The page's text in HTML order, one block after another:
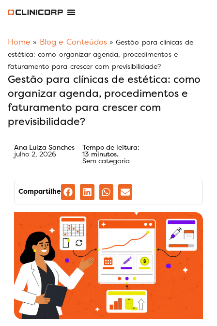
Home » Blog e Conteúdos»Gestão para clínicas de
estética: como organizar agenda, procedimentos e
faturamento para crescer com previsibilidade?
Gestão para clínicas de estética: como
organizar agenda, procedimentos e
faturamento para crescer com
previsibilidade?
Ana Luiza Sanches
julho 2, 2026
Tempo de leitura:
13 minutos.
Sem categoria
Compartilhe